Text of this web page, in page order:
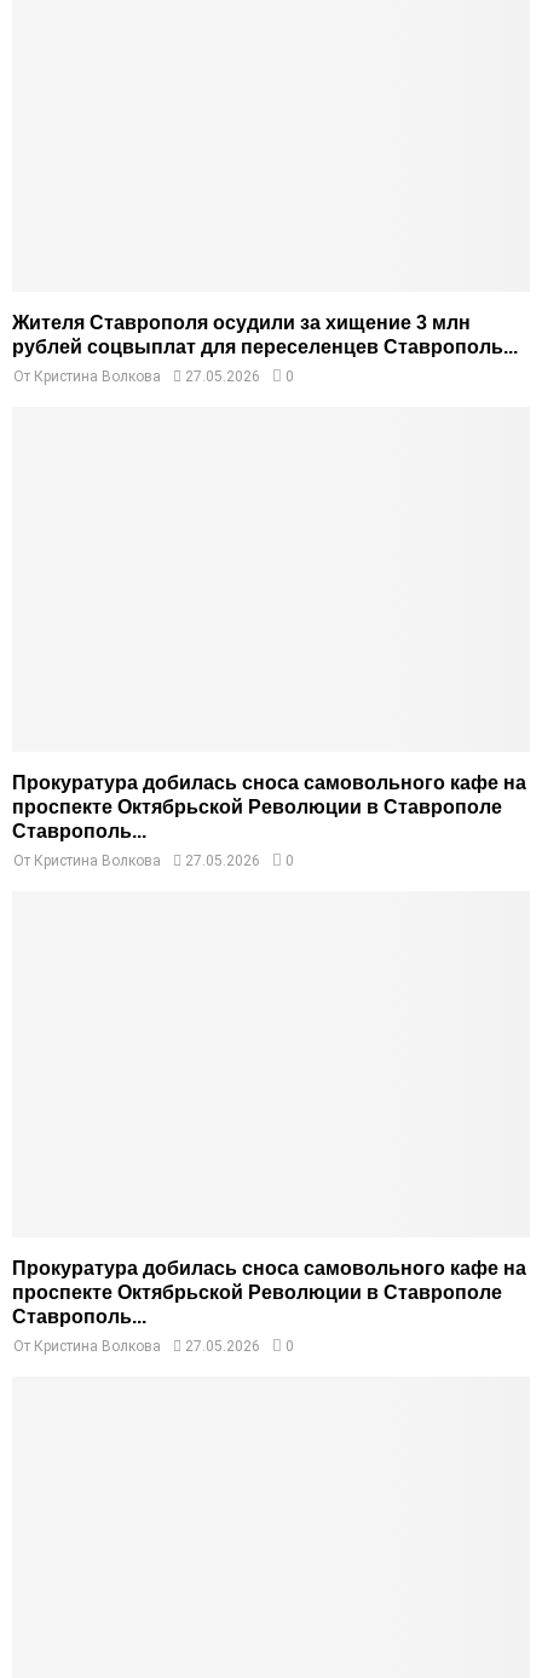
Жителя Ставрополя осудили за хищение 3 млн
рублей соцвыплат для переселенцев Ставрополь...
От Кристина Волкова 27.05.2026 0
Прокуратура добилась сноса самовольного кафе на
проспекте Октябрьской Революции в Ставрополе
Ставрополь...
От Кристина Волкова 27.05.2026 0
Прокуратура добилась сноса самовольного кафе на
проспекте Октябрьской Революции в Ставрополе
Ставрополь...
От Кристина Волкова 27.05.2026 0